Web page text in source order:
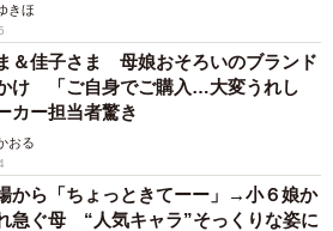
きほ
＆佳子さま 母娘おそろいのブランド
け 「ご自身でご購入…大変うれし
カー担当者驚き
おる
から「ちょっときてーー」→小６娘か
急ぐ母 “人気キャラ”そっくりな姿に